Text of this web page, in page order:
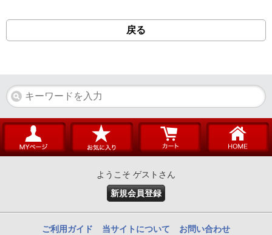
戻る
ようこそ ゲストさん
新規会員登録
ご利用ガイド 当サイトについて お問い合わせ